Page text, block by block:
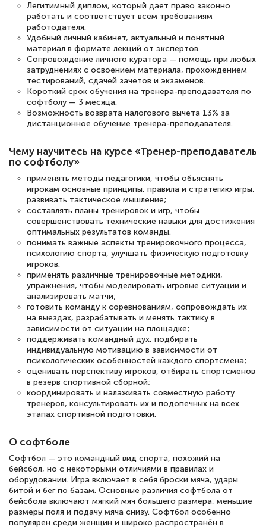
Светлана К
Знаток города 7 уровня
10 марта 2026
Оставила заявку на обучение онлайн, мне
быстро ответили, разъяснили все детали.
Обучение понравилось: огромное
количество тематической литературы,
пособий и учебников доступно на время
прохождения курса, удобная система
аттестации, проблем не возникло ни на
каком этапе…
Легитимный диплом, который дает право законно
работать и соответствует всем требованиям
работодателя.
Удобный личный кабинет, актуальный и понятный
материал в формате лекций от экспертов.
Сопровождение личного куратора — помощь при любых
затруднениях с освоением материала, прохождением
тестирований, сдачей зачетов и экзаменов.
Короткий срок обучения на тренера-преподавателя по
софтболу — 3 месяца.
Возможность возврата налогового вычета 13% за
дистанционное обучение тренера-преподавателя.
Чему научитесь на курсе «Тренер-преподаватель
по софтболу»
применять методы педагогики, чтобы объяснять
игрокам основные принципы, правила и стратегию игры,
развивать тактическое мышление;
составлять планы тренировок и игр, чтобы
совершенствовать технические навыки для достижения
оптимальных результатов команды.
понимать важные аспекты тренировочного процесса,
психологию спорта, улучшать физическую подготовку
игроков.
применять различные тренировочные методики,
упражнения, чтобы моделировать игровые ситуации и
анализировать матчи;
готовить команду к соревнованиям, сопровождать их
на выездах, разрабатывать и менять тактику в
зависимости от ситуации на площадке;
поддерживать командный дух, подбирать
индивидуальную мотивацию в зависимости от
психологических особенностей каждого спортсмена;
оценивать перспективу игроков, отбирать спортсменов
в резерв спортивной сборной;
координировать и налаживать совместную работу
тренеров, консультировать их и подопечных на всех
этапах спортивной подготовки.
О софтболе
Софтбол — это командный вид спорта, похожий на
бейсбол, но с некоторыми отличиями в правилах и
оборудовании. Игра включает в себя броски мяча, удары
битой и бег по базам. Основные различия софтбола от
бейсбола включают мягкий мяч большего размера, меньшие
размеры поля и подачу мяча снизу. Софтбол особенно
популярен среди женщин и широко распространён в